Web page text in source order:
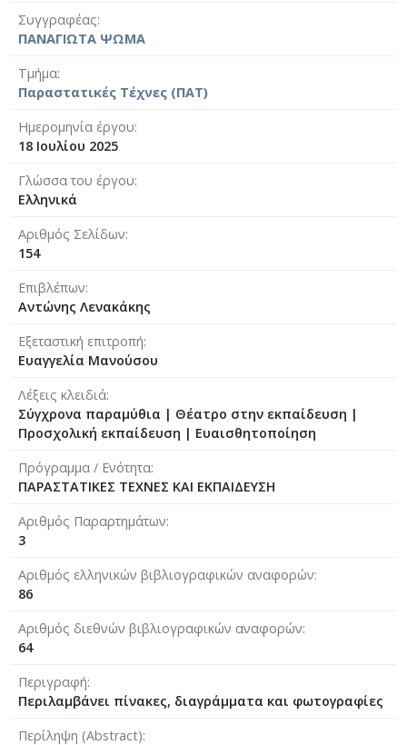
Συγγραφέας
ΠΑΝΑΓΙΩΤΑ ΨΩΜΑ
Τμήμα
Παραστατικές Τέχνες (ΠΑΤ)
Ημερομηνία έργου
18 Ιουλίου 2025
Γλώσσα του έργου
Ελληνικά
Αριθμός Σελίδων
154
Επιβλέπων
Αντώνης Λενακάκης
Εξεταστική επιτροπή
Ευαγγελία Μανούσου
Λέξεις κλειδιά
Σύγχρονα παραμύθια | Θέατρο στην εκπαίδευση |
Προσχολική εκπαίδευση | Ευαισθητοποίηση
Πρόγραμμα / Ενότητα
ΠΑΡΑΣΤΑΤΙΚΕΣ ΤΕΧΝΕΣ ΚΑΙ ΕΚΠΑΙΔΕΥΣΗ
Αριθμός Παραρτημάτων
3
Αριθμός ελληνικών βιβλιογραφικών αναφορών
86
Αριθμός διεθνών βιβλιογραφικών αναφορών
64
Περιγραφή
Περιλαμβάνει πίνακες, διαγράμματα και φωτογραφίες
Περίληψη (Abstract)